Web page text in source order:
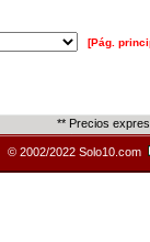
[Pág.
** Precios
© 2002/2022 Solo10.com